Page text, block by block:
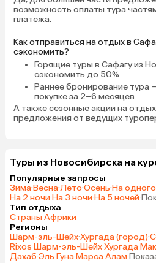
возможность оплаты тура
платежа.
Как отправиться на отдых в
сэкономить?
Горящие туры в Сафагуиз
сэкономить до 50%
Раннее бронирование тура
покупке за 2–6 месяцев
А такжесезонные акции на
предложения от ведущих
Туры из Новосибирска на
Популярные запросы
Зима·Весна·Лето·Осень·На одного
На 2 ночи·На 3 ночи·На 5 ночей·
Тип отдыха
Страны Африки
Регионы
Шарм-эль-Шейх·Хургада (город)·
Rixos Шарм-эль-Шейх·Хургада·
Дахаб·Эль Гуна·Марса Алам·